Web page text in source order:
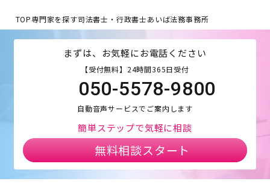
TOP専門家を探す司法書士・行政書士あいば法務事務所
まずは、お気軽にお電話ください
【受付無料】24時間365日受付
050-5578-9800
自動音声サービスでご案内します
簡単ステップで気軽に相談
無料相談スタート